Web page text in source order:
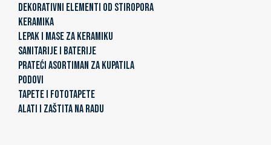
DEKORATIVNI ELEMENTI OD STIROPORA
KERAMIKA
LEPAK I MASE ZA KERAMIKU
SANITARIJE I BATERIJE
PRATEĆI ASORTIMAN ZA KUPATILA
PODOVI
TAPETE I FOTOTAPETE
ALATI I ZAŠTITA NA RADU